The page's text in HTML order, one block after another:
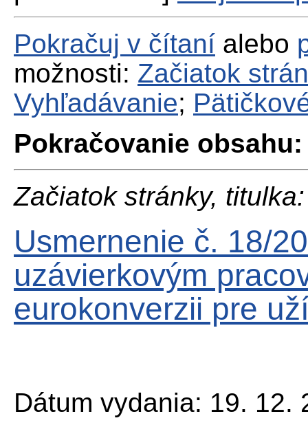
Pokračuj v čítaní alebo
možnosti: Začiatok
Vyhľadávanie;
Pokračovanie obsahu:
Začiatok stránky, titulka:
Usmernenie č. 18/
uzávierkovým
eurokonverzii pre
Dátum vydania: 19. 12.